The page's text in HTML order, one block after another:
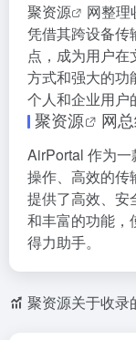
聚资源
网整理
凭借其跨设备传
点，成为用户
方式和强大的功
个人和企业用户
聚资源 网
AirPortal 作为
操作、高效的传
提供了高效、安
和丰富的功能，
得力助手。
聚资源关于收录